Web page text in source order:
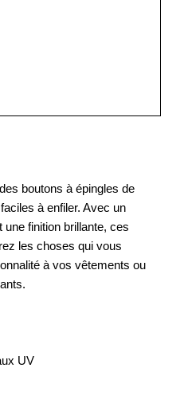
boutons à épingles de
à enfiler. Avec un
finition brillante, ces
les choses qui vous
à vos vêtements ou
UV